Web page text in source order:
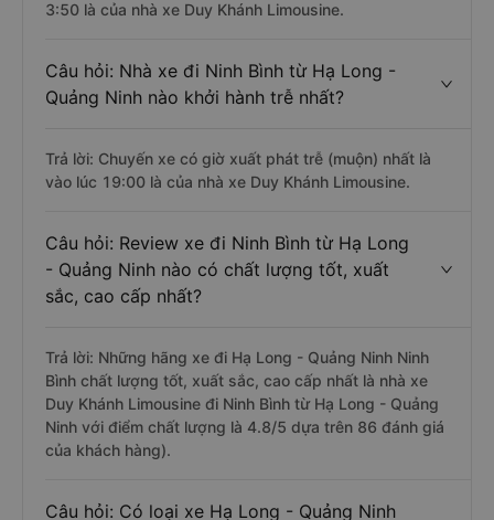
3:50 là của nhà xe Duy Khánh Limousine.
Câu hỏi: Nhà xe đi Ninh Bình từ Hạ Long -
Quảng Ninh nào khởi hành trễ nhất?
Trả lời: Chuyến xe có giờ xuất phát trễ (muộn) nhất là
vào lúc 19:00 là của nhà xe Duy Khánh Limousine.
Câu hỏi: Review xe đi Ninh Bình từ Hạ Long
- Quảng Ninh nào có chất lượng tốt, xuất
sắc, cao cấp nhất?
Trả lời: Những hãng xe đi Hạ Long - Quảng Ninh Ninh
Bình chất lượng tốt, xuất sắc, cao cấp nhất là nhà xe
Duy Khánh Limousine đi Ninh Bình từ Hạ Long - Quảng
Ninh với điểm chất lượng là 4.8/5 dựa trên 86 đánh giá
của khách hàng).
Câu hỏi: Có loại xe Hạ Long - Quảng Ninh